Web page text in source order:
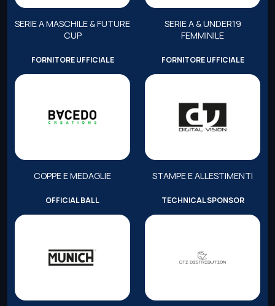
SERIE A MASCHILE & FUTURE
CUP
SERIE A & UNDER19
FEMMINILE
FORNITORE UFFICIALE
COPPE E MEDAGLIE
FORNITORE UFFICIALE
STAMPE E ALLESTIMENTI
OFFICIAL BALL TECHNICAL SPONSOR